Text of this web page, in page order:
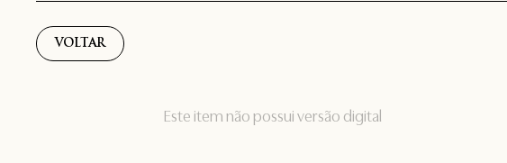
VOLTAR
Este item não possui versão digital